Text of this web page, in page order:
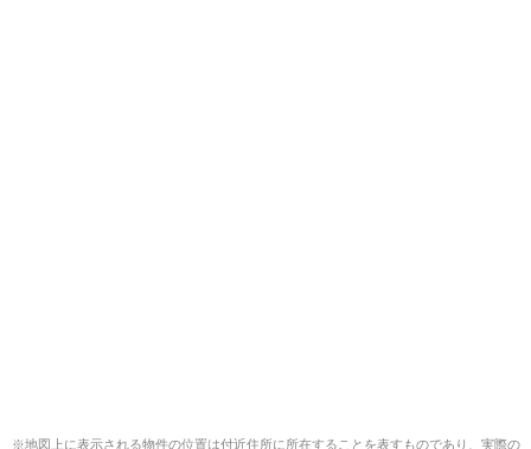
※地図上に表示される物件の位置は付近住所に所在することを表すものであり、実際の